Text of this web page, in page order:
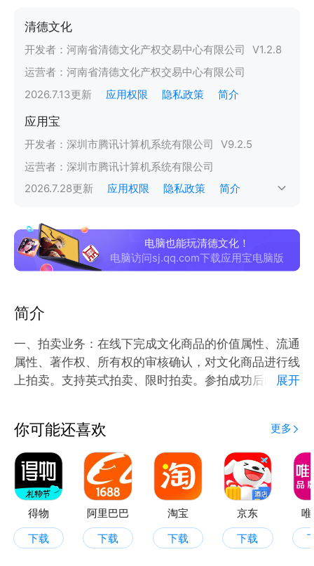
清德文化
开发者： 河南省清德文化产权交易中心有限公司 V1.2.8
运营者： 河南省清德文化产权交易中心有限公司
2026.7.13更新 应用权限 隐私政策 简介
应用宝
开发者： 深圳市腾讯计算机系统有限公司 V9.2.5
运营者： 深圳市腾讯计算机系统有限公司
2026.7.28更新 应用权限 隐私政策 简介
电脑也能玩清德文化！
电脑访问sj.qq.com下载应用宝电脑版
简介
一、拍卖业务：在线下完成文化商品的价值属性、流通
属性、著作权、所有权的审核确认，对文化商品进行线
上拍卖。支持英式拍卖、限时拍卖。参拍成功后的用户
等审核，在线商城进行固定价销售，用户下单购买后实
时发货。
三、涉及的文化商品说明：包含工艺品、非遗文化制
品、珠宝玉石、书法及书画原作等文化商品。本平台声
明所涉及文化商品全部是真实实物商品，不涉及钱币、
邮票等类金融资产和虚拟货币资产。
四、信息安全及交易保障：
展开
你可能还喜欢 更多
得物
下载
阿里巴巴
下载
淘宝
下载
京东
下载